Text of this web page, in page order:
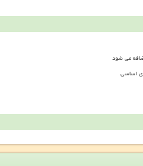
می شود
اساسی